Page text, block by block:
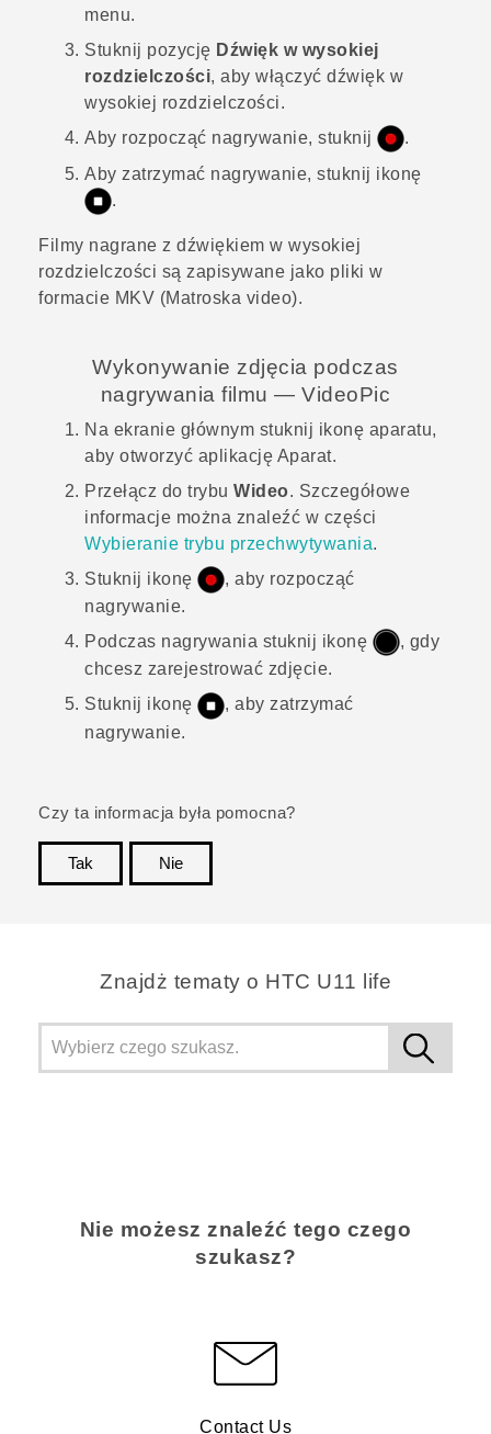
menu.
Stuknij pozycję Dźwięk w wysokiej
rozdzielczości, aby włączyć dźwięk w
wysokiej rozdzielczości.
Aby rozpocząć nagrywanie, stuknij
.
Aby zatrzymać nagrywanie, stuknij ikonę
.
Filmy nagrane z dźwiękiem w wysokiej
rozdzielczości są zapisywane jako pliki w
formacie MKV (Matroska video).
Wykonywanie zdjęcia podczas
nagrywania filmu —VideoPic
Na ekranie głównym stuknij ikonę aparatu,
aby otworzyć aplikację Aparat.
Przełącz do trybu Wideo. Szczegółowe
informacje można znaleźć w części
Wybieranie trybu przechwytywania.
Stuknij ikonę
, aby rozpocząć
nagrywanie.
Podczas nagrywania stuknij ikonę
, gdy
chcesz zarejestrować zdjęcie.
Stuknij ikonę
, aby zatrzymać
nagrywanie.
Czy ta informacja była pomocna?
Tak
Nie
Znajdż tematy o HTC U11 life
Nie możesz znaleźć tego czego
szukasz?
Contact Us